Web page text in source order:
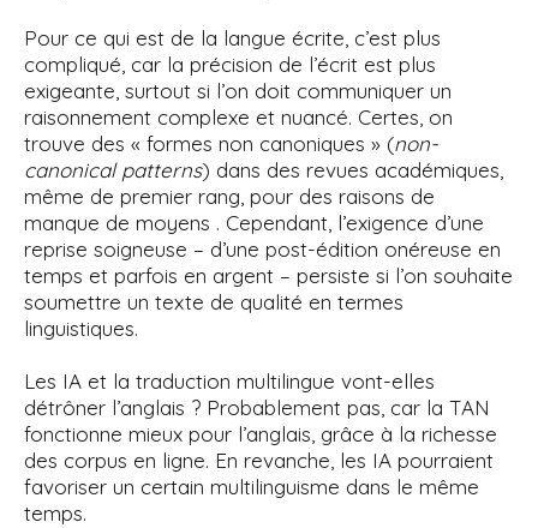
Pour ce qui est de la langue écrite, c’est plus
compliqué, car la précision de l’écrit est plus
exigeante, surtout si l’on doit communiquer un
raisonnement complexe et nuancé. Certes, on
trouve des « formes non canoniques » (non-
canonical patterns) dans des revues académiques,
même de premier rang, pour des raisons de
manque de moyens . Cependant, l’exigence d’une
reprise soigneuse – d’une post-édition onéreuse en
temps et parfois en argent – persiste si l’on souhaite
soumettre un texte de qualité en termes
linguistiques.
Les IA et la traduction multilingue vont-elles
détrôner l’anglais ? Probablement pas, car la TAN
fonctionne mieux pour l’anglais, grâce à la richesse
des corpus en ligne. En revanche, les IA pourraient
favoriser un certain multilinguisme dans le même
temps.